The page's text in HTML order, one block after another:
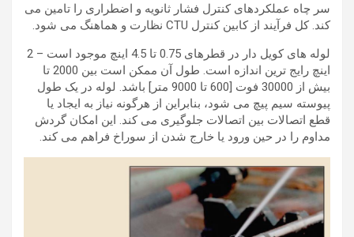
سر چاه عملکردهای کنترل فشار ثانویه و اضطراری را تامین می
کند. کل فرآیند از کابین کنترل CTU نظارت و هماهنگ می شود.
لوله های کویل دار در قطرهای 0.75 تا 4.5 اینچ موجود است – 2
اینچ رایج ترین اندازه است. طول آن ممکن است بین 2000 تا
بیش از 30000 فوت [600 تا 9000 متر] باشد. لوله در یک طول
پیوسته سیم پیچ می شود، بنابراین از هرگونه نیاز به ایجاد یا
قطع اتصالات بین اتصالات جلوگیری می کند. این امکان گردش
مداوم را در حین ورود یا خارج شدن از سوراخ فراهم می کند.